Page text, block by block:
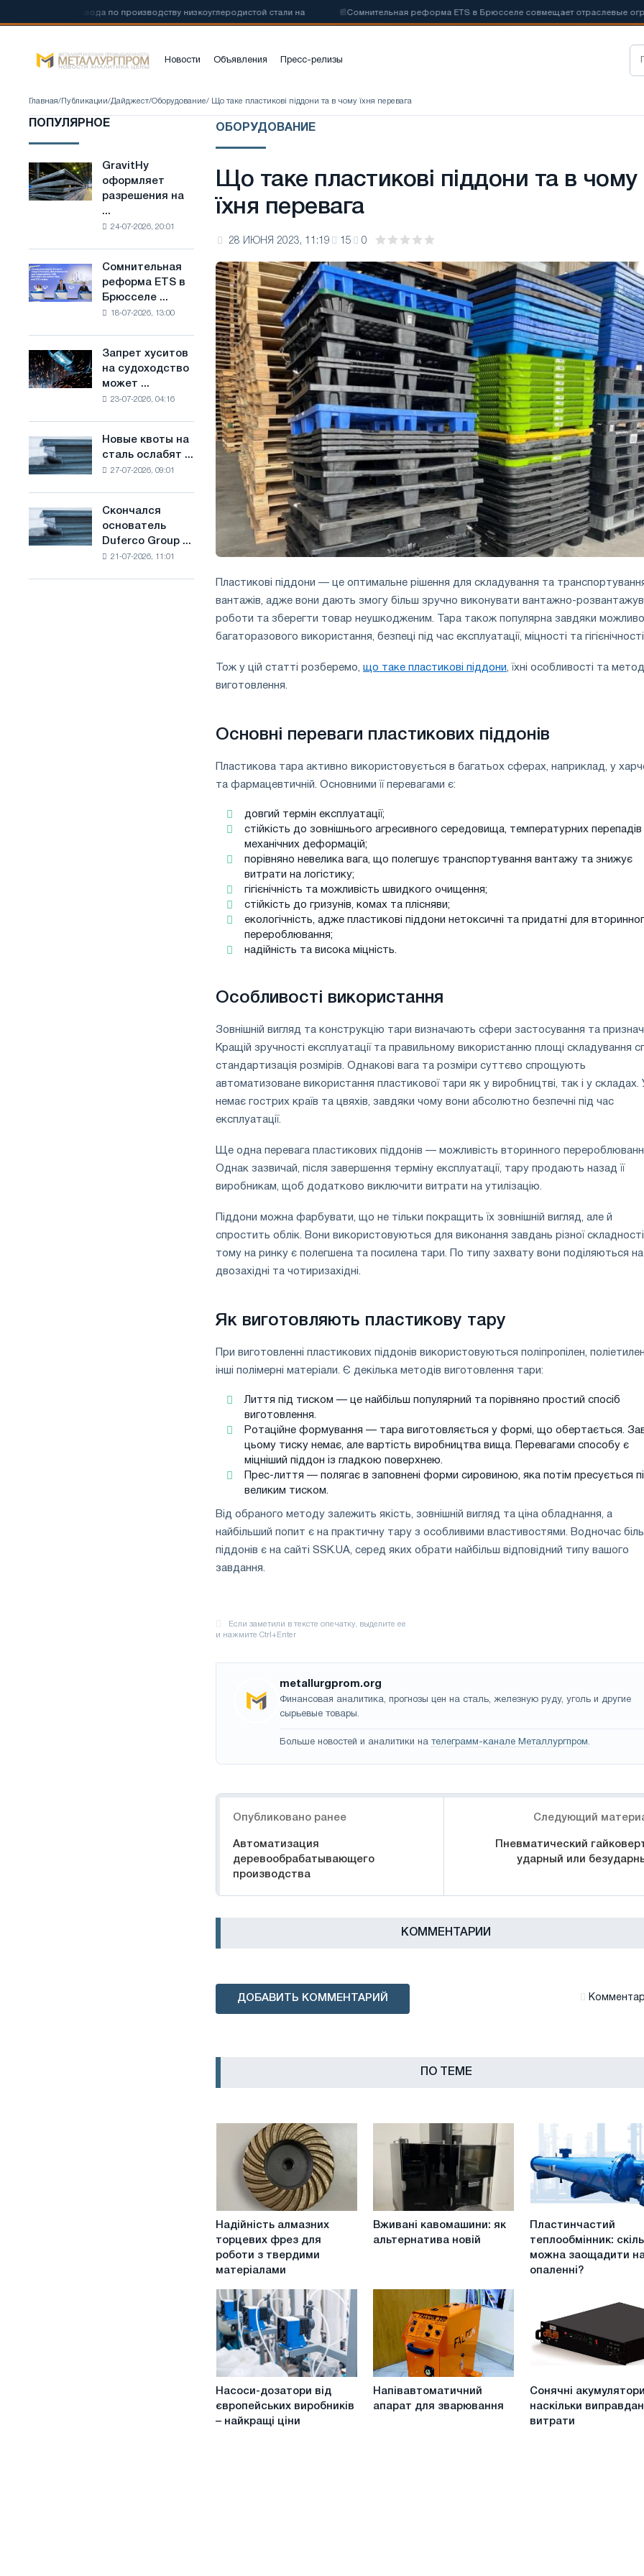
завода по производству низкоуглеродистой стали на Сомнительная реформа ETS в Брюсселе совмещает отраслевые
Новости Объявления Пресс-релизы
Главная/ Публикации/Дайджест/Оборудование/ Що таке пластикові піддони та в чому їхня перевага
ПОПУЛЯРНОЕ
GravitHy
оформляет
разрешения
строительство
производству
низкоуглеродистой
основе
водорода
во
Франции
GravitHy
оформляет
разрешения на
...
24-07-2026, 20:01
Сомнительная
реформа
ETS
отраслевые
ограничения
по
борьбе
изменением
Сомнительная
реформа ETS в
Брюсселе ...
18-07-2026, 13:00
Запрет
хуситов
на
импорт
Саудовской
Запрет хуситов
на судоходство
может ...
23-07-2026, 04:16
Новые
квоты
на
конкуренцию
в
Новые квоты на
сталь ослабят ...
27-07-2026, 09:01
Скончался
основатель
Duferco
Скончался
основатель
Duferco Group ...
21-07-2026, 11:01
ОБОРУДОВАНИЕ
Що таке пластикові піддони та в чому
їхня перевага
28 ИЮНЯ 2023, 11:19 15 0
Пластикові піддони — це оптимальне рішення для складування та
вантажів, адже вони дають змогу більш зручно виконувати вантажно-
роботи та зберегти товар неушкодженим. Тара також популярна завдяки
багаторазового використання, безпеці під час експлуатації, міцності та
Тож у цій статті розберемо, що таке пластикові піддони, їхні особливості та
виготовлення.
Основні переваги пластикових піддонів
Пластикова тара активно використовується в багатьох сферах, наприклад, у
та фармацевтичній. Основними її перевагами є:
довгий термін експлуатації;
стійкість до зовнішнього агресивного середовища, температурних
механічних деформацій;
порівняно невелика вага, що полегшує транспортування вантажу та знижує
витрати на логістику;
гігієнічність та можливість швидкого очищення;
стійкість до гризунів, комах та плісняви;
екологічність, адже пластикові піддони нетоксичні та придатні для
перероблювання;
надійність та висока міцність.
Особливості використання
Зовнішній вигляд та конструкцію тари визначають сфери застосування та
Кращій зручності експлуатації та правильному використанню площі складування
стандартизація розмірів. Однакові вага та розміри суттєво спрощують
автоматизоване використання пластикової тари як у виробництві, так і у складах.
немає гострих країв та цвяхів, завдяки чому вони абсолютно безпечні під час
експлуатації.
Ще одна перевага пластикових піддонів — можливість вторинного
Однак зазвичай, після завершення терміну експлуатації, тару продають назад її
виробникам, щоб додатково виключити витрати на утилізацію.
Піддони можна фарбувати, що не тільки покращить їх зовнішній вигляд, але й
спростить облік. Вони використовуються для виконання завдань різної
тому на ринку є полегшена та посилена тари. По типу захвату вони поділяються на
двозахідні та чотиризахідні.
Як виготовляють пластикову тару
При виготовленні пластикових піддонів використовуються поліпропілен,
інші полімерні матеріали. Є декілька методів виготовлення тари:
Лиття під тиском — це найбільш популярний та порівняно простий спосіб
виготовлення.
Ротаційне формування — тара виготовляється у формі, що обертається.
цьому тиску немає, але вартість виробництва вища. Перевагами способу є
міцніший піддон із гладкою поверхнею.
Прес-лиття — полягає в заповнені форми сировиною, яка потім пресується
великим тиском.
Від обраного методу залежить якість, зовнішній вигляд та ціна обладнання, а
найбільший попит є на практичну тару з особливими властивостями. Водночас
піддонів є на сайті SSK.UA, серед яких обрати найбільш відповідний типу вашого
завдання.
metallurgprom.org
Финансовая аналитика, прогнозы цен на сталь, железную руду, уголь и другие
сырьевые товары.
Больше новостей и аналитики на телеграмм-канале Металлургпром.
Опубликовано ранее
Автоматизация
деревообрабатывающего
производства
Следующий
Пневматический
ударный или
КОММЕНТАРИИ
ДОБАВИТЬ КОММЕНТАРИЙ
ПО ТЕМЕ
Надійність
алмазних
торцевих
фрез
роботи
з
твердими
матеріалами
Надійність алмазних
торцевих фрез для
роботи з твердими
матеріалами
Вживані
Вживані кавомашини: як
альтернатива новій
Пластинчастий
теплообмінник:
Пластинчастий
теплообмінник:
можна заощадити
опаленні?
Насоси-
дозатори
від
європейських
Насоси-дозатори від
європейських виробників
– найкращі ціни
Напівавтоматичний
Напівавтоматичний
апарат для зварювання
Сонячні
акумулятори:
виправдані
Сонячні
наскільки
витрати